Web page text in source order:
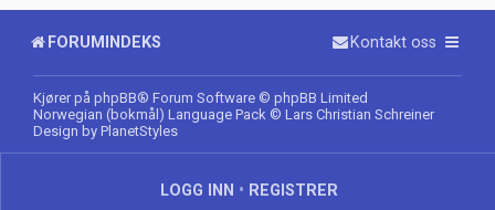
FORUMINDEKS Kontakt oss
Kjører på phpBB® Forum Software © phpBB Limited
Norwegian (bokmål) Language Pack © Lars Christian Schreiner
Design by PlanetStyles
LOGG INN • REGISTRER